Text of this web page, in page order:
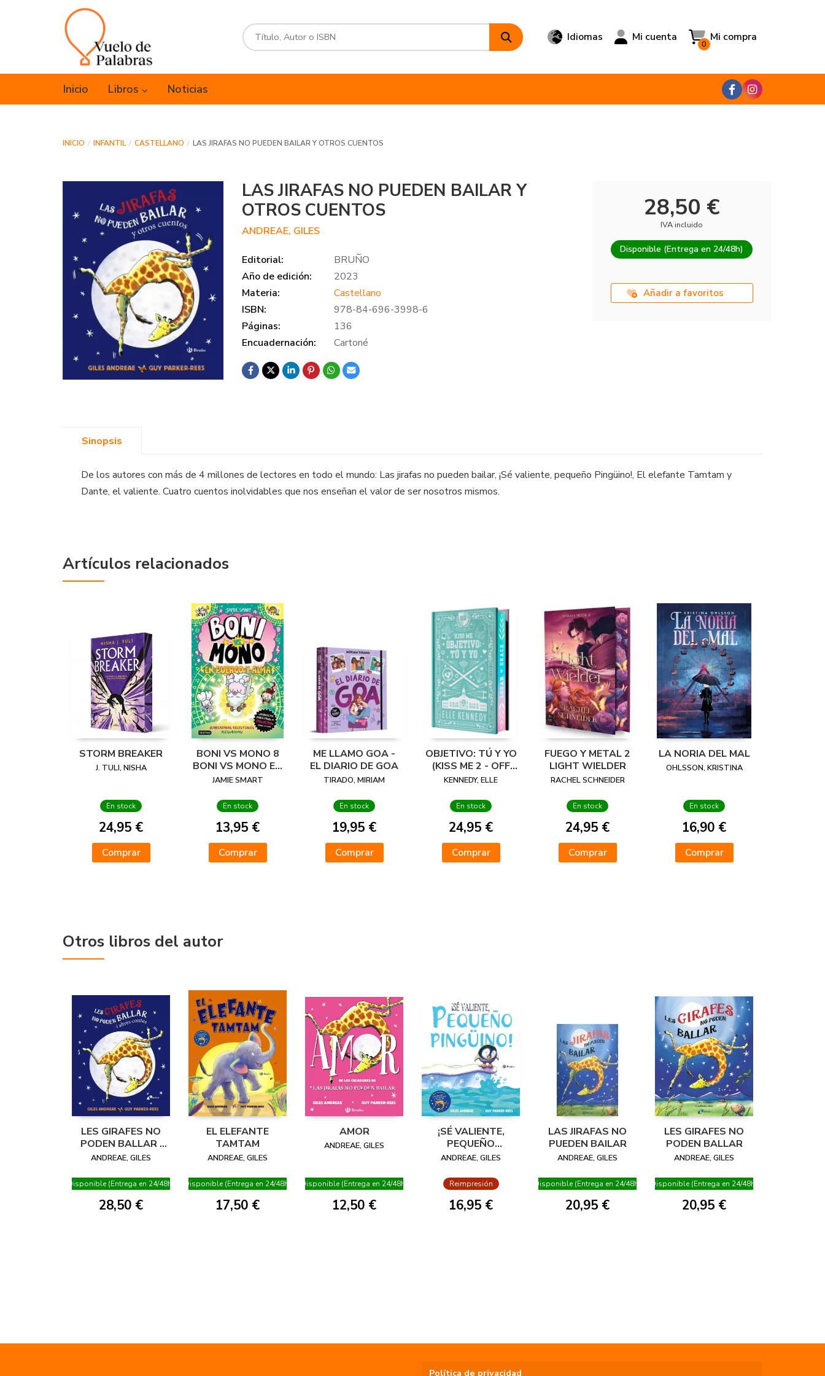
Idiomas Mi cuenta Mi compra
0
Inicio Libros Noticias
INICIO INFANTIL CASTELLANO LAS JIRAFAS NO PUEDEN BAILAR Y OTROS CUENTOS
LAS JIRAFAS NO PUEDEN BAILAR Y
OTROS CUENTOS
ANDREAE, GILES
Editorial:
BRUÑO
Año de edición:
2023
Materia:
Castellano
ISBN:
978-84-696-3998-6
Páginas:
136
Encuadernación:
Cartoné
28,50 €
IVA incluido
Disponible (Entrega en 24/48h)
Añadir a favoritos
Sinopsis
De los autores con más de 4 millones de lectores en todo el mundo: Las jirafas no pueden bailar, ¡Sé valiente, pequeño Pingüino!, El elefante Tamtam y
Dante, el valiente. Cuatro cuentos inolvidables que nos enseñan el valor de ser nosotros mismos.
Artículos relacionados
STORM BREAKER
J. TULI, NISHA
En stock
24,95 €
Comprar
BONI VS MONO 8
BONI VS MONO EN
PUERCO Y ALMA
JAMIE SMART
En stock
13,95 €
Comprar
ME LLAMO GOA -
EL DIARIO DE GOA
TIRADO, MIRIAM
En stock
19,95 €
Comprar
OBJETIVO: TÚ Y YO
(KISS ME 2 - OFF
CAMPUS 2) -
EN TAPA DURA
CON
KENNEDY, ELLE
En stock
24,95 €
Comprar
FUEGO Y METAL 2
LIGHT WIELDER
RACHEL SCHNEIDER
En stock
24,95 €
Comprar
LA NORIA DEL MAL
OHLSSON, KRISTINA
En stock
16,90 €
Comprar
Otros libros del autor
LES GIRAFES NO
PODEN BALLAR I
ALTRES CONTES
ANDREAE, GILES
Disponible (Entrega en 24/48h)
28,50 €
EL ELEFANTE
TAMTAM
ANDREAE, GILES
Disponible (Entrega en 24/48h)
17,50 €
AMOR
ANDREAE, GILES
Disponible (Entrega en 24/48h)
12,50 €
¡SÉ VALIENTE,
PEQUEÑO
PINGÜINO!
ANDREAE, GILES
Reimpresión
16,95 €
LAS JIRAFAS NO
PUEDEN BAILAR
ANDREAE, GILES
Disponible (Entrega en 24/48h)
20,95 €
LES GIRAFES NO
PODEN BALLAR
ANDREAE, GILES
Disponible (Entrega en 24/48h)
20,95 €
Política de privacidad